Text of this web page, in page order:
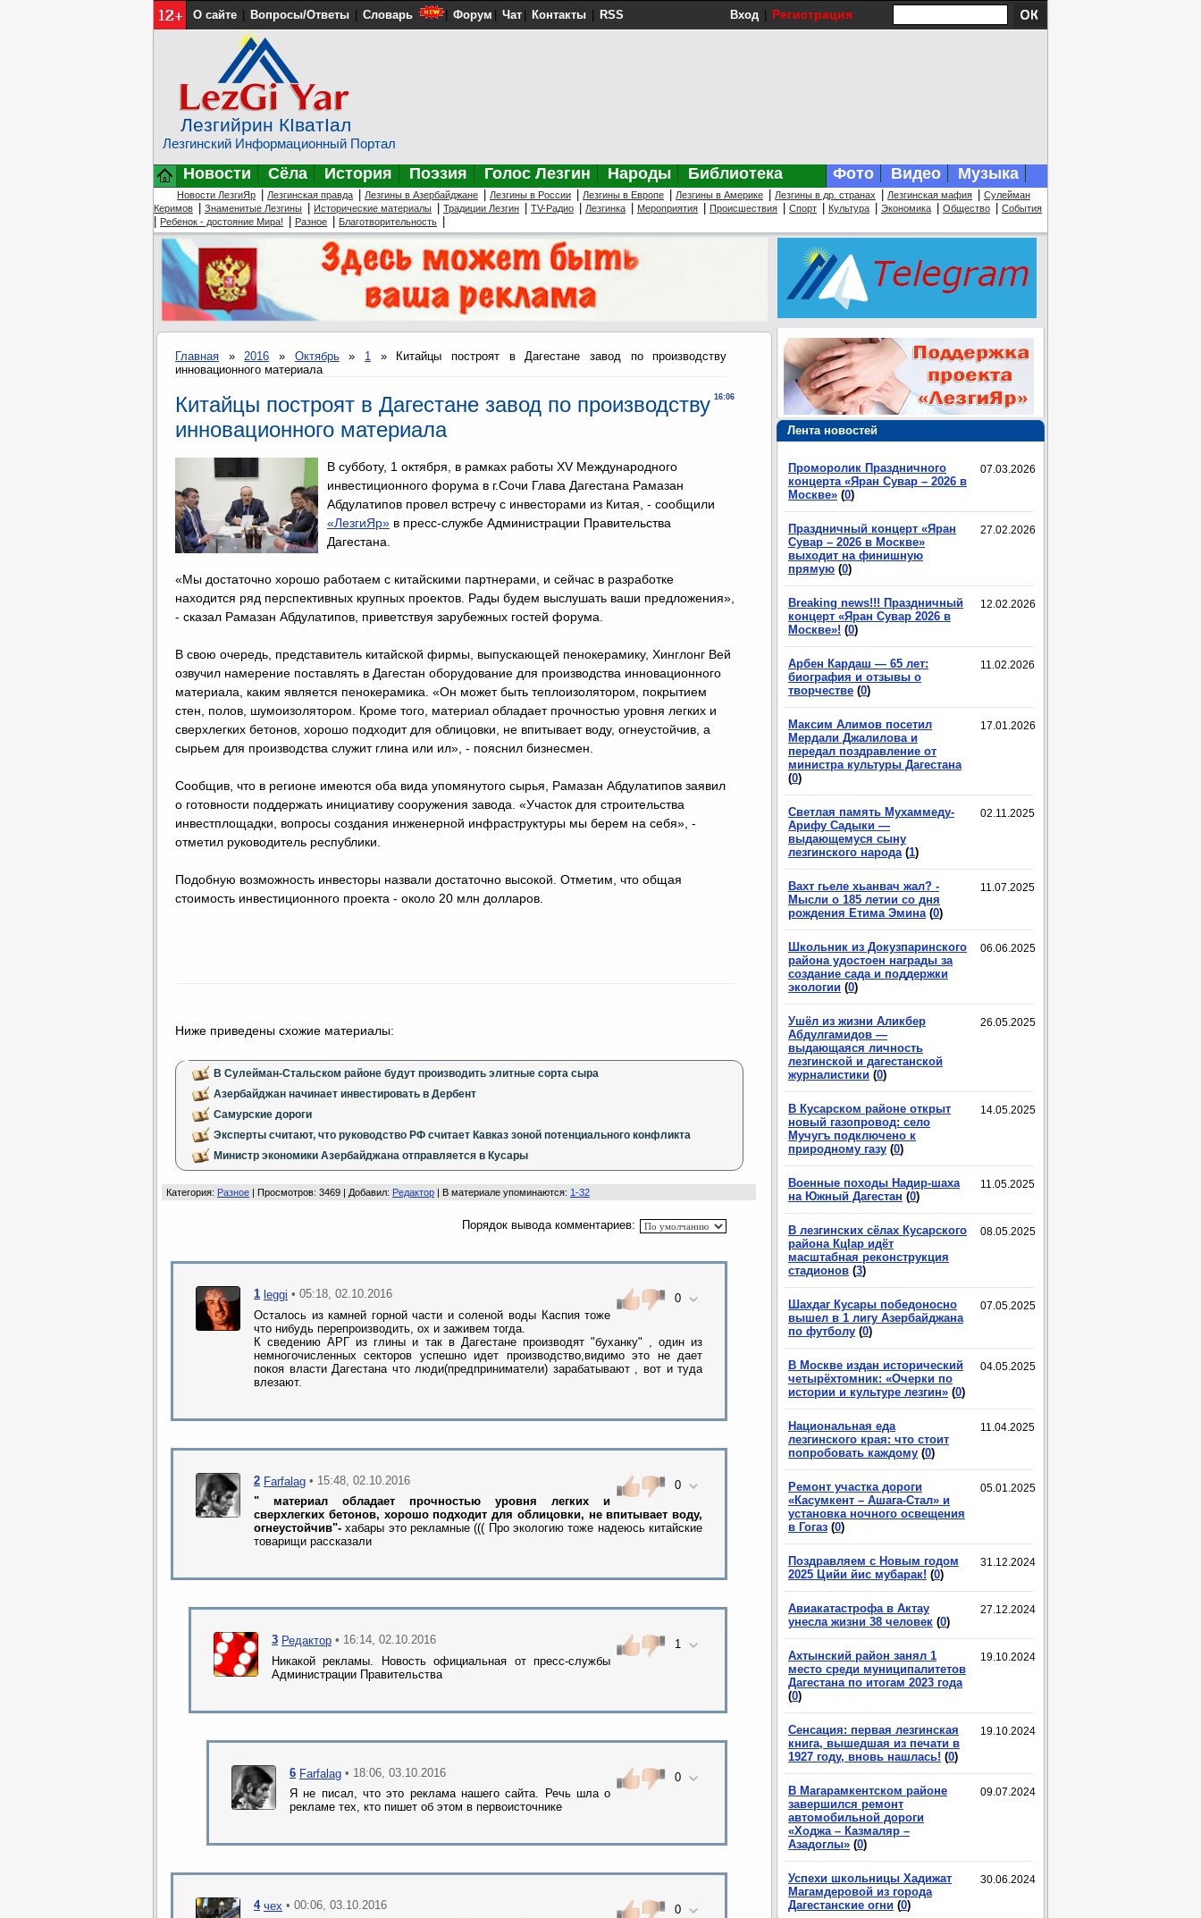
О сайте Вопросы/Ответы Словарь Форум Чат Контакты RSS Вход Регистрация
Лезгийрин КIватIал
Лезгинский Информационный Портал
Новости Сёла История Поэзия Голос Лезгин Народы Библиотека Фото Видео Музыка
Новости ЛезгиЯр Лезгинская правда Лезгины в Азербайджане Лезгины в России Лезгины в Европе Лезгины в Америке Лезгины в др. странах Лезгинская мафия
Сулейман
Керимов
Знаменитые Лезгины Исторические материалы Традиции Лезгин TV-Радио Лезгинка Мероприятия Происшествия Спорт Культура Экономика Общество События
Ребенок - достояние Мира! Разное Благотворительность
Лента новостей
07.03.2026
Проморолик Праздничного
концерта «Яран Сувар – 2026 в
Москве» (0)
27.02.2026
Праздничный концерт «Яран
Сувар – 2026 в Москве»
выходит на финишную
прямую (0)
12.02.2026
Breaking news!!! Праздничный
концерт «Яран Сувар 2026 в
Москве»! (0)
11.02.2026
Арбен Кардаш — 65 лет:
биография и отзывы о
творчестве (0)
17.01.2026
Максим Алимов посетил
Мердали Джалилова и
передал поздравление от
министра культуры Дагестана
(0)
02.11.2025
Светлая память Мухаммеду-
Арифу Садыки —
выдающемуся сыну
лезгинского народа (1)
11.07.2025
Вахт гьеле хьанвач жал? -
Мысли о 185 летии со дня
рождения Етима Эмина (0)
06.06.2025
Школьник из Докузпаринского
района удостоен награды за
создание сада и поддержки
экологии (0)
26.05.2025
Ушёл из жизни Аликбер
Абдулгамидов —
выдающаяся личность
лезгинской и дагестанской
журналистики (0)
14.05.2025
В Кусарском районе открыт
новый газопровод: село
Мучугъ подключено к
природному газу (0)
11.05.2025
Военные походы Надир-шаха
на Южный Дагестан (0)
08.05.2025
В лезгинских сёлах Кусарского
района КцIар идёт
масштабная реконструкция
стадионов (3)
07.05.2025
Шахдаг Кусары победоносно
вышел в 1 лигу Азербайджана
по футболу (0)
04.05.2025
В Москве издан исторический
четырёхтомник: «Очерки по
истории и культуре лезгин» (0)
11.04.2025
Национальная еда
лезгинского края: что стоит
попробовать каждому (0)
05.01.2025
Ремонт участка дороги
«Касумкент – Ашага-Стал» и
установка ночного освещения
в Гогаз (0)
31.12.2024
Поздравляем с Новым годом
2025 Цийи йис мубарак! (0)
27.12.2024
Авиакатастрофа в Актау
унесла жизни 38 человек (0)
19.10.2024
Ахтынский район занял 1
место среди муниципалитетов
Дагестана по итогам 2023 года
(0)
19.10.2024
Сенсация: первая лезгинская
книга, вышедшая из печати в
1927 году, вновь нашлась! (0)
09.07.2024
В Магарамкентском районе
завершился ремонт
автомобильной дороги
«Ходжа – Казмаляр –
Азадоглы» (0)
30.06.2024
Успехи школьницы Хадижат
Магамдеровой из города
Дагестанские огни (0)
Главная »2016 » Октябрь » 1 » Китайцы построят в Дагестане завод по производству
инновационного материала
16:06
Китайцы построят в Дагестане завод по производству
инновационного материала
В субботу, 1 октября, в рамках работы ХV Международного
инвестиционного форума в г.Сочи Глава Дагестана Рамазан
Абдулатипов провел встречу с инвесторами из Китая, - сообщили
«ЛезгиЯр» в пресс-службе Администрации Правительства
Дагестана.
«Мы достаточно хорошо работаем с китайскими партнерами, и сейчас в разработке
находится ряд перспективных крупных проектов. Рады будем выслушать ваши предложения»,
- сказал Рамазан Абдулатипов, приветствуя зарубежных гостей форума.
В свою очередь, представитель китайской фирмы, выпускающей пенокерамику, Хинглонг Вей
озвучил намерение поставлять в Дагестан оборудование для производства инновационного
материала, каким является пенокерамика. «Он может быть теплоизолятором, покрытием
стен, полов, шумоизолятором. Кроме того, материал обладает прочностью уровня легких и
сверхлегких бетонов, хорошо подходит для облицовки, не впитывает воду, огнеустойчив, а
сырьем для производства служит глина или ил», - пояснил бизнесмен.
Сообщив, что в регионе имеются оба вида упомянутого сырья, Рамазан Абдулатипов заявил
о готовности поддержать инициативу сооружения завода. «Участок для строительства
инвестплощадки, вопросы создания инженерной инфраструктуры мы берем на себя», -
отметил руководитель республики.
Подобную возможность инвесторы назвали достаточно высокой. Отметим, что общая
стоимость инвестиционного проекта - около 20 млн долларов.
Ниже приведены схожие материалы:
В Сулейман-Стальском районе будут производить элитные сорта сыра
Азербайджан начинает инвестировать в Дербент
Самурские дороги
Эксперты считают, что руководство РФ считает Кавказ зоной потенциального конфликта
Министр экономики Азербайджана отправляется в Кусары
Категория: Разное | Просмотров: 3469 | Добавил: Редактор | В материале упоминаются: 1-32
Порядок вывода комментариев:
0
1 leggi • 05:18, 02.10.2016
Осталось из камней горной части и соленой воды Каспия тоже
что нибудь перепроизводить, ох и заживем тогда.
К сведению АРГ из глины и так в Дагестане производят "буханку" , один из
немногочисленных секторов успешно идет производство,видимо это не дает
покоя власти Дагестана что люди(предприниматели) зарабатывают , вот и туда
влезают.
0
2 Farfalag • 15:48, 02.10.2016
" материал обладает прочностью уровня легких и
сверхлегких бетонов, хорошо подходит для облицовки, не впитывает воду,
огнеустойчив"- хабары это рекламные ((( Про экологию тоже надеюсь китайские
товарищи рассказали
1
3 Редактор • 16:14, 02.10.2016
Никакой рекламы. Новость официальная от пресс-службы
Администрации Правительства
0
6 Farfalag • 18:06, 03.10.2016
Я не писал, что это реклама нашего сайта. Речь шла о
рекламе тех, кто пишет об этом в первоисточнике
0
4 чех • 00:06, 03.10.2016